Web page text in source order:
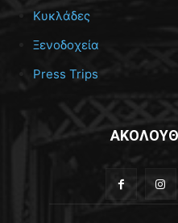
Κυκλάδες
Ξενοδοχεία
Press Trips